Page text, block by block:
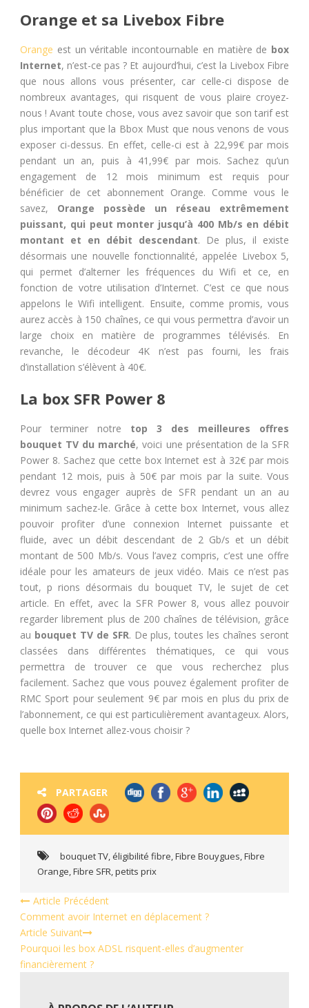
Orange et sa Livebox Fibre
Orange est un véritable incontournable en matière de box
Internet, n’est-ce pas ? Et aujourd’hui, c’est la Livebox Fibre
que nous allons vous présenter, car celle-ci dispose de
nombreux avantages, qui risquent de vous plaire croyez-
nous ! Avant toute chose, vous avez savoir que son tarif est
plus important que la Bbox Must que nous venons de vous
exposer ci-dessus. En effet, celle-ci est à 22,99€ par mois
pendant un an, puis à 41,99€ par mois. Sachez qu’un
engagement de 12 mois minimum est requis pour
bénéficier de cet abonnement Orange. Comme vous le
savez, Orange possède un
réseau extrêmement
puissant, qui peut monter jusqu’à 400 Mb/s en débit
montant et en débit descendant. De plus, il existe
désormais une nouvelle fonctionnalité, appelée Livebox 5,
qui permet d’alterner les fréquences du Wifi et ce, en
fonction de votre utilisation d’Internet. C’est ce que nous
appelons le Wifi intelligent. Ensuite, comme promis, vous
aurez accès à 150 chaînes, ce qui vous permettra d’avoir un
large choix en matière de programmes télévisés. En
revanche, le décodeur 4K n’est pas fourni, les frais
d’installation s’élèvent à 40€.
La box SFR Power 8
Pour terminer notre top 3 des meilleures offres
bouquet TV du marché, voici une présentation de la SFR
Power 8. Sachez que cette box Internet est à 32€ par mois
pendant 12 mois, puis à 50€ par mois par la suite. Vous
devrez vous engager auprès de SFR pendant un an au
minimum sachez-le. Grâce à cette box Internet, vous allez
pouvoir profiter d’une connexion Internet puissante et
fluide, avec un débit descendant de 2 Gb/s et un débit
montant de 500 Mb/s. Vous l’avez compris, c’est une offre
idéale pour les amateurs de jeux vidéo. Mais ce n’est pas
tout, p rions désormais du bouquet TV, le sujet de cet
article. En effet, avec la SFR Power 8, vous allez pouvoir
regarder librement plus de 200 chaînes de télévision, grâce
au bouquet TV de SFR. De plus, toutes les chaînes seront
classées dans différentes thématiques, ce qui vous
permettra de trouver ce que vous recherchez plus
facilement. Sachez que vous pouvez également profiter de
RMC Sport pour seulement 9€ par mois en plus du prix de
l’abonnement, ce qui est particulièrement avantageux. Alors,
quelle box Internet allez-vous choisir ?
PARTAGER
bouquet TV, éligibilité fibre,Fibre Bouygues,Fibre
Orange,Fibre SFR,petits prix
Article Précédent
Comment avoir Internet en déplacement ?
Article Suivant
Pourquoi les box ADSL risquent-elles d’augmenter
financièrement ?